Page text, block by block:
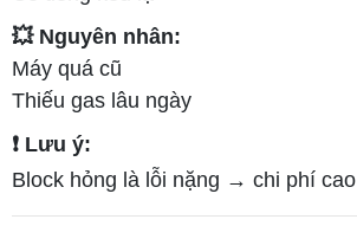
💥 Nguyên nhân:
Máy quá cũ
Thiếu gas lâu ngày
❗ Lưu ý:
Block hỏng là lỗi nặng → chi phí cao